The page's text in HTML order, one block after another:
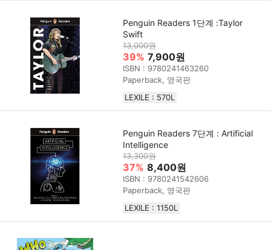
Penguin Readers 1단계 :Taylor
Swift
13,000원
39% 7,900원
ISBN : 9780241463260
Paperback, 영국판
LEXILE : 570L
Penguin Readers 7단계 : Artificial
Intelligence
13,300원
37% 8,400원
ISBN : 9780241542606
Paperback, 영국판
LEXILE : 1150L